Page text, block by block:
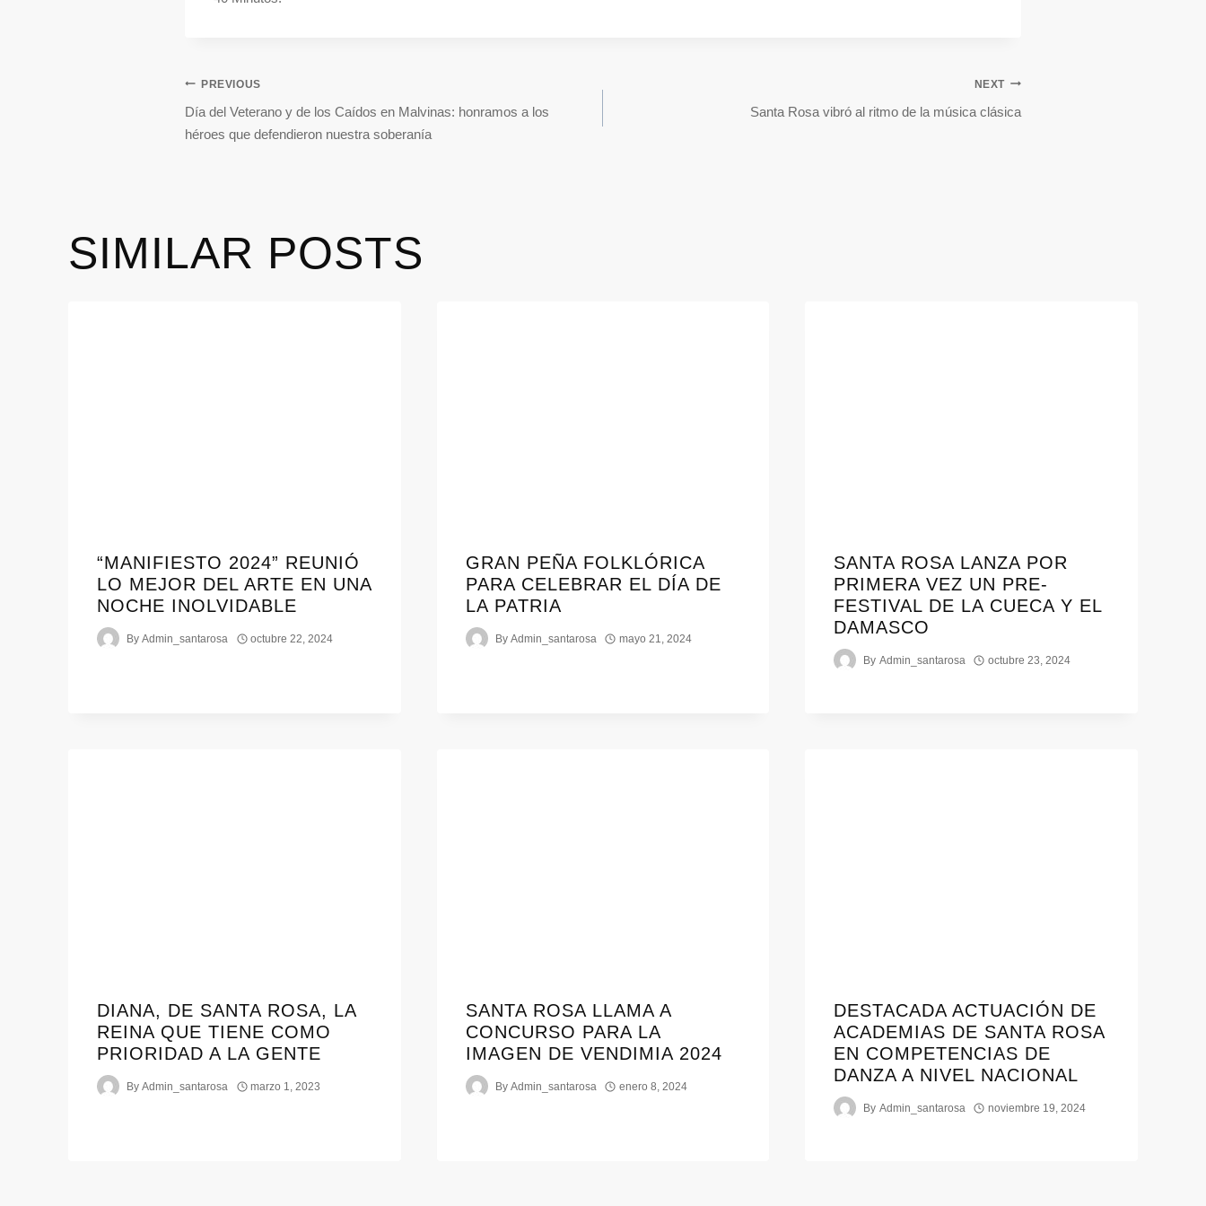
PREVIOUS
Día del Veterano y de los Caídos en Malvinas: honramos a los
héroes que defendieron nuestra soberanía
NEXT
Santa Rosa vibró al ritmo de la música clásica
SIMILAR POSTS
“MANIFIESTO 2024” REUNIÓ
LO MEJOR DEL ARTE EN UNA
NOCHE INOLVIDABLE
By Admin_santarosa octubre 22, 2024
GRAN PEÑA FOLKLÓRICA
PARA CELEBRAR EL DÍA DE
LA PATRIA
By Admin_santarosa mayo 21, 2024
SANTA ROSA LANZA POR
PRIMERA VEZ UN PRE-
FESTIVAL DE LA CUECA Y EL
DAMASCO
By Admin_santarosa octubre 23, 2024
DIANA, DE SANTA ROSA, LA
REINA QUE TIENE COMO
PRIORIDAD A LA GENTE
By Admin_santarosa marzo 1, 2023
SANTA ROSA LLAMA A
CONCURSO PARA LA
IMAGEN DE VENDIMIA 2024
By Admin_santarosa enero 8, 2024
DESTACADA ACTUACIÓN DE
ACADEMIAS DE SANTA ROSA
EN COMPETENCIAS DE
DANZA A NIVEL NACIONAL
By Admin_santarosa noviembre 19, 2024